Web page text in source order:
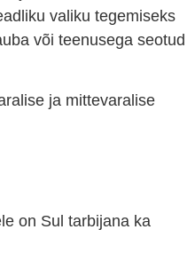
valiku tegemiseks
või teenusega seotud
ja mittevaralise
on Sul tarbijana ka